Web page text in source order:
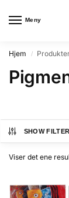
Meny
Hjem /
SHOW
Viser det ene